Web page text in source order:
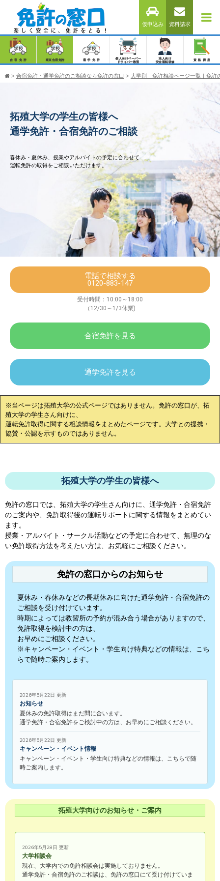
仮申込み 資料請求
合宿免許 東京合宿免許 通学免許
個人向けペーパー
ドライバー教習
法人向け
安全運転研修
資格講座
> 合宿免許・通学免許のご相談なら免許の窓口 > 大学別 免許相談ページ一覧｜免許
拓殖大学の学生の皆様へ
通学免許・合宿免許のご相談
春休み・夏休み、授業やアルバイトの予定に合わせて
運転免許の取得をご相談いただけます。
電話で相談する
0120-883-147
受付時間：10:00～18:00
（12/30～1/3休業)
合宿免許を見る
通学免許を見る
※当ページは拓殖大学の公式ページではありません。免許の窓口が、 拓
殖大学の学生さん向けに、
運転免許取得に関する相談情報をまとめたページです。大学との提携・
協賛・公認を示すものではありません。
拓殖大学の学生の皆様へ
免許の窓口では、 拓殖大学の学生さん向けに、通学免許・合宿免許
のご案内や、免許取得後の運転サポートに関する情報をまとめてい
ます。
授業・アルバイト・サークル活動などの予定に合わせて、無理のな
い免許取得方法を考えたい方は、お気軽にご相談ください。
免許の窓口からのお知らせ
夏休み・春休みなどの長期休みに向けた通学免許・合宿免許の
ご相談を受け付けています。
時期によっては教習所の予約が混み合う場合がありますので、
免許取得を検討中の方は、
お早めにご相談ください。
※キャンペーン・イベント・学生向け特典などの情報は、こち
らで随時ご案内します。
2026年5月22日 更新
お知らせ
夏休みの免許取得はまだ間に合います。
通学免許・合宿免許をご検討中の方は、お早めにご相談ください。
2026年5月22日 更新
キャンペーン・イベント情報
キャンペーン・イベント・学生向け特典などの情報は、こちらで随
時ご案内します。
拓殖大学向けのお知らせ・ご案内
2026年5月28日 更新
大学相談会
現在、大学内での免許相談会は実施しておりません。
通学免許・合宿免許のご相談は、免許の窓口にて受け付けていま